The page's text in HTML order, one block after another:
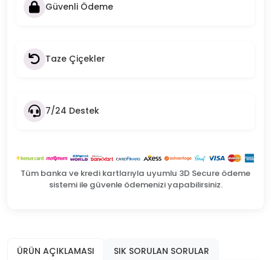
Güvenli Ödeme
Taze Çiçekler
7/24 Destek
Tüm banka ve kredi kartlarıyla uyumlu 3D Secure ödeme
sistemi ile güvenle ödemenizi yapabilirsiniz.
ÜRÜN AÇIKLAMASI SIK SORULAN SORULAR